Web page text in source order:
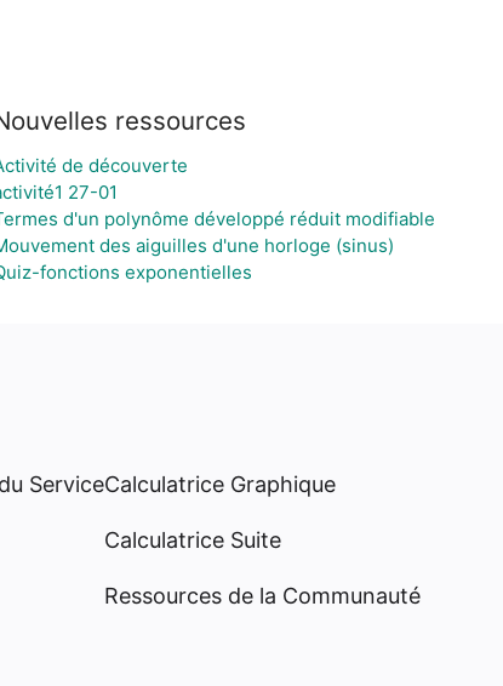
ressources
de découverte
27-01
d'un polynôme développé réduit modifiable
des aiguilles d'une horloge (sinus)
fonctions exponentielles
ServiceCalculatrice Graphique
Calculatrice Suite
Ressources de la Communauté